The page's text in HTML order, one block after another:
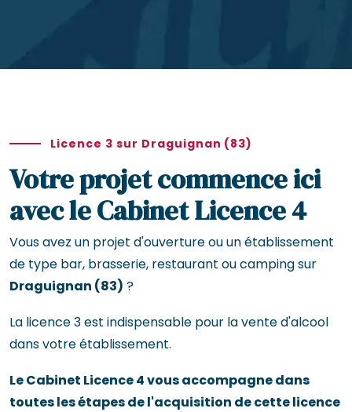
Licence 3 sur Draguignan (83)
Votre projet commence ici
avec le Cabinet Licence 4
Vous avez un projet d'ouverture ou un établissement
de type bar, brasserie, restaurant ou camping sur
Draguignan (83) ?
La licence 3 est indispensable pour la vente d'alcool
dans votre établissement.
Le Cabinet Licence 4 vous accompagne dans
toutes les étapes de l'acquisition de cette licence